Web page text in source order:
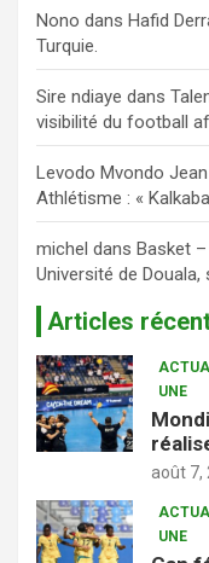
Nono dans Hafid
Turquie.
Sire ndiaye dans
visibilité du football
Levodo Mvondo
Athlétisme : «
michel dans Basket
Université de Douala,
Articles
UNE
août 7,
UNE